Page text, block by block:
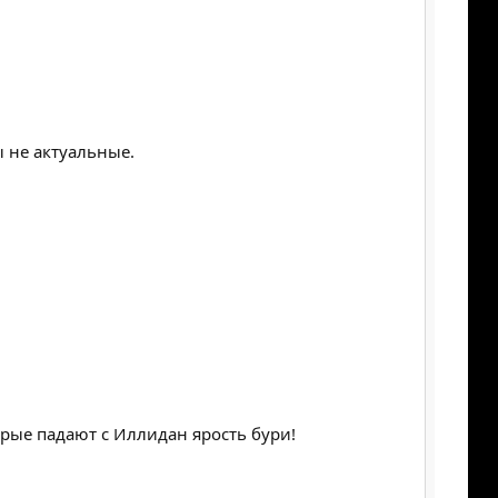
актуальные.
падают с Иллидан ярость бури!